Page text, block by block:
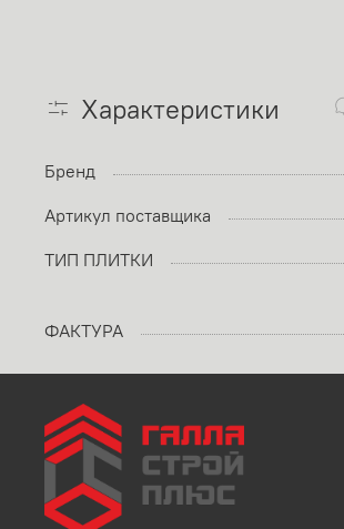
Характеристики
Бренд
Артикул поставщика
ТИП ПЛИТКИ
ФАКТУРА